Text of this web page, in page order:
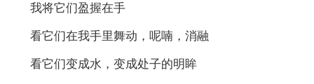
我将它们盈握在手
看它们在我手里舞动，呢喃，消融
看它们变成水，变成处子的明眸